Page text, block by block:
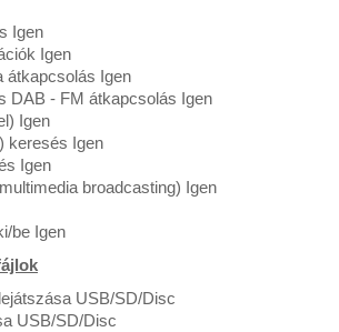
Igen
Igen
átkapcsolás Igen
DAB - FM átkapcsolás Igen
Igen
keresés Igen
Igen
broadcasting) Igen
be Igen
USB/SD/Disc
USB/SD/Disc